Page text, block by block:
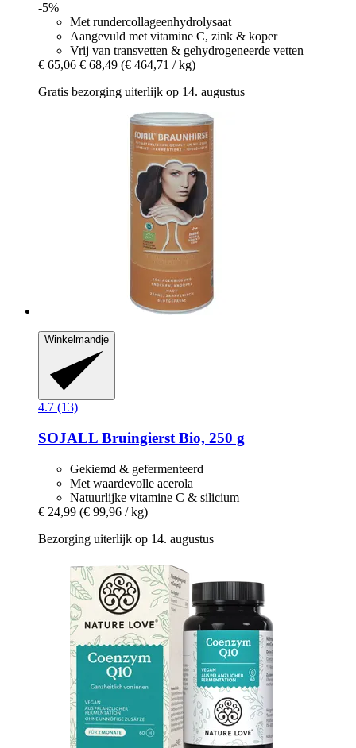
-5%
Met rundercollageenhydrolysaat
Aangevuld met vitamine C, zink & koper
Vrij van transvetten & gehydrogeneerde vetten
€ 65,06 € 68,49 (€ 464,71 / kg)
Gratis bezorging uiterlijk op 14. augustus
Winkelmandje
4.7 (13)
SOJALL Bruingierst Bio, 250 g
Gekiemd & gefermenteerd
Met waardevolle acerola
Natuurlijke vitamine C & silicium
€ 24,99 (€ 99,96 / kg)
Bezorging uiterlijk op 14. augustus